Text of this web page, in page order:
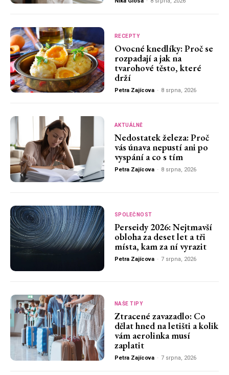
RECEPTY
Ovocné knedlíky: Proč se
rozpadají a jak na
tvarohové těsto, které
drží
Petra Zajícova - 8 srpna, 2026
AKTUÁLNĚ
Nedostatek železa: Proč
vás únava nepustí ani po
vyspání a co s tím
Petra Zajícova - 8 srpna, 2026
SPOLEČNOST
Perseidy 2026: Nejtmavší
obloha za deset let a tři
místa, kam za ní vyrazit
Petra Zajícova - 7 srpna, 2026
NAŠE TIPY
Ztracené zavazadlo: Co
dělat hned na letišti a kolik
vám aerolinka musí
zaplatit
Petra Zajícova - 7 srpna, 2026